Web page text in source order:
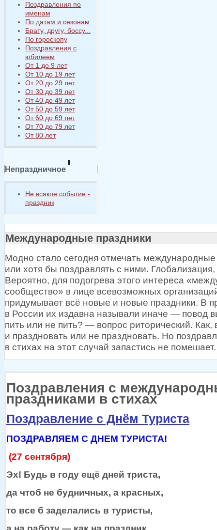
Поздравления по
именам
По датам и сезонам
Брату, другу, боссу...
По гороскопу
Поздравления с
юбилеем
От 1 до 9 лет
От 10 до 19 лет
От 20 до 29 лет
От 30 до 39 лет
От 40 до 49 лет
От 50 до 59 лет
От 60 до 69 лет
От 70 до 79 лет
От 80 лет
Непраздничное
Не всякое событие -
праздник
Международные праздники
Модно стало сегодня отмечать международные
или хотя бы поздравлять с ними.
Вероятно, для подогрева этого интереса
сообщество» в лице всевозможных
придумывает всё новые и новые праздники. В
в России их издавна называли иначе — повод
пить или не пить? — вопрос риторический. Как,
и праздновать или не праздновать. Но
в стихах на этот случай запастись не помешает.
Поздравления с
праздниками в стихах
Поздравление с Днём Туриста
ПОЗДРАВЛЯЕМ С ДНЕМ ТУРИСТА!
(27 сентября)
Эх! Будь в году ещё дней триста,
да чтоб не будничных, а красных,
то все б заделались в туристы,